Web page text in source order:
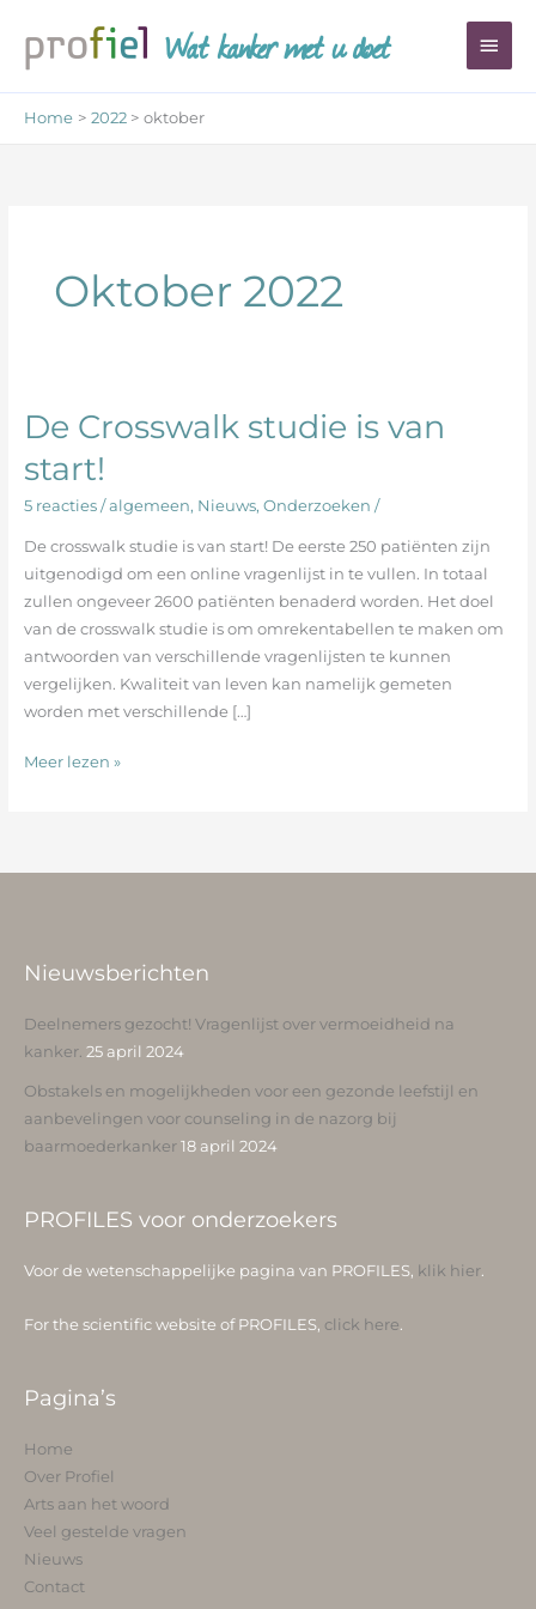
naar
inhoud
Wat kanker met u doet
Home 2022 oktober
Oktober 2022
De Crosswalk studie is van
start!
5 reacties /algemeen, Nieuws, Onderzoeken /
De crosswalk studie is van start! De eerste 250 patiënten zijn
uitgenodigd om een online vragenlijst in te vullen. In totaal
zullen ongeveer 2600 patiënten benaderd worden. Het doel
van de crosswalk studie is om omrekentabellen te maken om
antwoorden van verschillende vragenlijsten te kunnen
vergelijken. Kwaliteit van leven kan namelijk gemeten
worden met verschillende […]
De
studie
is
start!
Meer lezen »
Nieuwsberichten
Deelnemers gezocht! Vragenlijst over vermoeidheid na
kanker. 25 april 2024
Obstakels en mogelijkheden voor een gezonde leefstijl en
aanbevelingen voor counseling in de nazorg bij
baarmoederkanker 18 april 2024
PROFILES voor onderzoekers
Voor de wetenschappelijke pagina van PROFILES, klik hier
For the scientific website of PROFILES, click here.
Pagina’s
Home
Over Profiel
Arts aan het woord
Veel gestelde vragen
Nieuws
Contact